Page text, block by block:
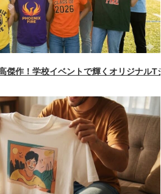
傑作！学校イベントで輝くオリジナル